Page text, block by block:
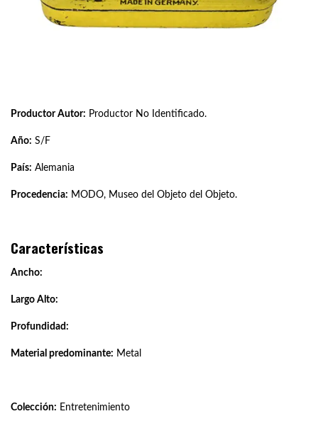
Productor Autor: Productor No Identificado.
Año: S/F
País: Alemania
Procedencia: MODO, Museo del Objeto del Objeto.
Características
Ancho:
Largo Alto:
Profundidad:
Material predominante: Metal
Colección: Entretenimiento